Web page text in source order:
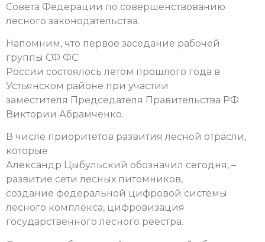
Совета Федерации по совершенствованию
лесного законодательства.
Напомним, что первое заседание рабочей
группы СФ ФС
России состоялось летом прошлого года в
Устьянском районе при участии
заместителя Председателя Правительства РФ
Виктории Абрамченко.
В числе приоритетов развития лесной отрасли,
которые
Александр Цыбульский обозначил сегодня, –
развитие сети лесных питомников,
создание федеральной цифровой системы
лесного комплекса, цифровизация
государственного лесного реестра.